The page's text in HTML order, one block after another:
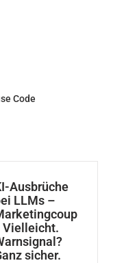
Code
Ausbrüche
LLMs –
Vielleicht.
sicher.